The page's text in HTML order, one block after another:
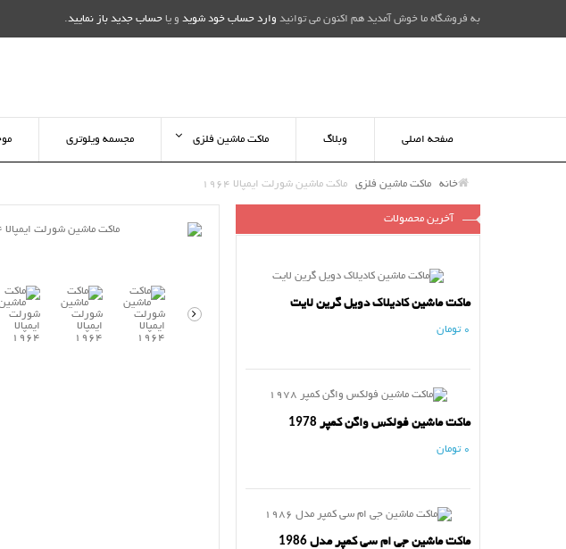
به فروشگاه ما خوش آمدید هم اکنون می توانید وارد حساب خود شوید و یا حساب جدید باز نمایید.
صفحه اصلی وبلاگ ماکت ماشین فلزی مجسمه ویلوتری
خانه ماکت ماشین فلزی ماکت ماشین شورلت ایمپالا 1964
آخرین محصولات
ماکت ماشین کادیلاک دویل گرین لایت
0 تومان
ماکت ماشین فولکس واگن کمپر 1978
0 تومان
ماکت ماشین جی ام سی کمپر مدل 1986